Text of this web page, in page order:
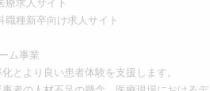
職種新卒向け求人サイト
ム事業
とより良い患者体験を支援します。